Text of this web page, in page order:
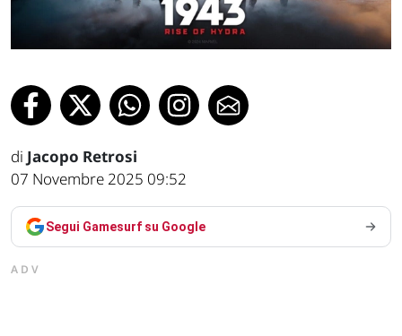
di Jacopo Retrosi
07 Novembre 2025 09:52
Segui Gamesurf su Google
ADV